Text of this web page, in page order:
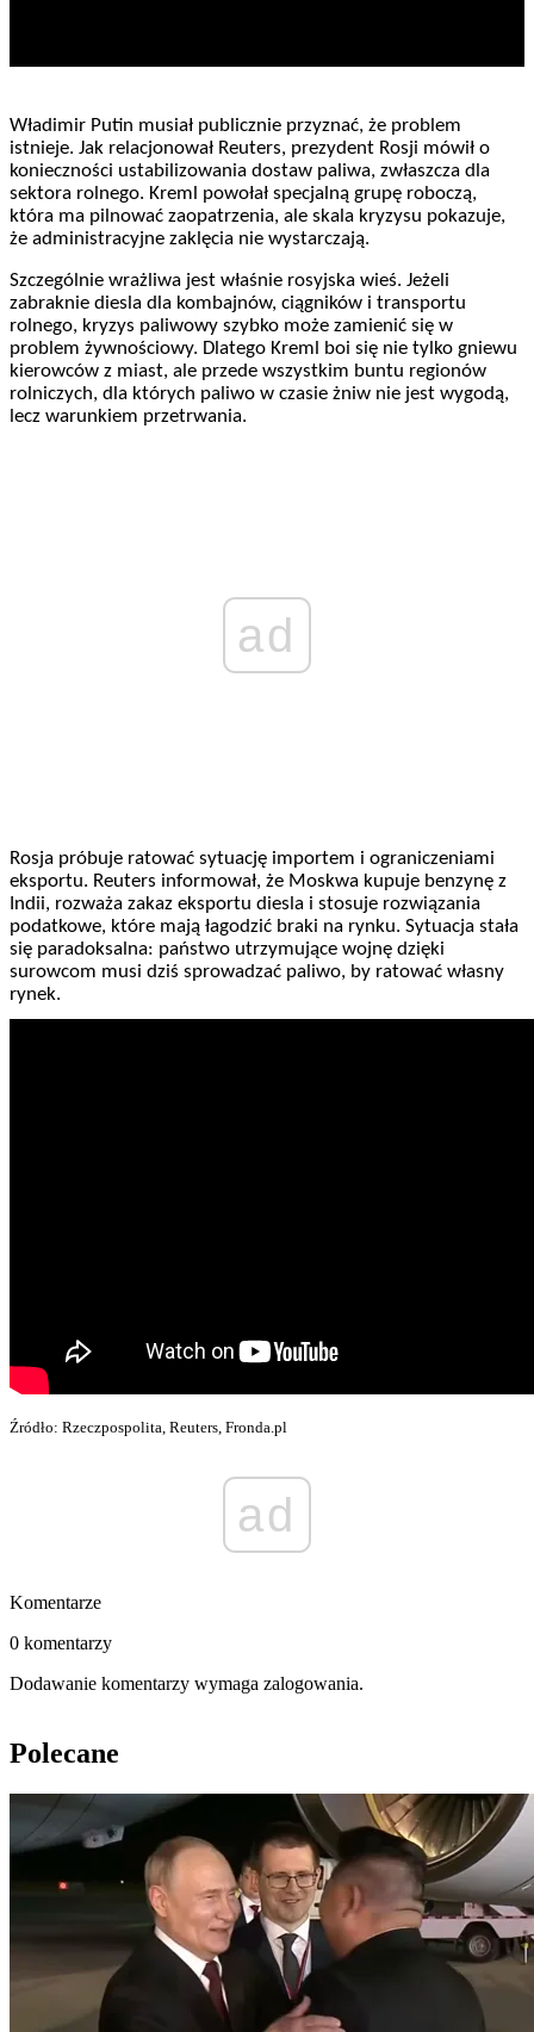
Władimir Putin musiał publicznie przyznać, że problem
istnieje. Jak relacjonował Reuters, prezydent Rosji mówił o
konieczności ustabilizowania dostaw paliwa, zwłaszcza dla
sektora rolnego. Kreml powołał specjalną grupę roboczą,
która ma pilnować zaopatrzenia, ale skala kryzysu pokazuje,
że administracyjne zaklęcia nie wystarczają.
Szczególnie wrażliwa jest właśnie rosyjska wieś. Jeżeli
zabraknie diesla dla kombajnów, ciągników i transportu
rolnego, kryzys paliwowy szybko może zamienić się w
problem żywnościowy. Dlatego Kreml boi się nie tylko gniewu
kierowców z miast, ale przede wszystkim buntu regionów
rolniczych, dla których paliwo w czasie żniw nie jest wygodą,
lecz warunkiem przetrwania.
ad
Rosja próbuje ratować sytuację importem i ograniczeniami
eksportu. Reuters informował, że Moskwa kupuje benzynę z
Indii, rozważa zakaz eksportu diesla i stosuje rozwiązania
podatkowe, które mają łagodzić braki na rynku. Sytuacja stała
się paradoksalna: państwo utrzymujące wojnę dzięki
surowcom musi dziś sprowadzać paliwo, by ratować własny
rynek.
Źródło: Rzeczpospolita, Reuters, Fronda.pl
ad
Komentarze
0 komentarzy
Dodawanie komentarzy wymaga zalogowania.
Polecane